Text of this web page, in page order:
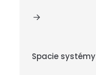
Spacie systémy